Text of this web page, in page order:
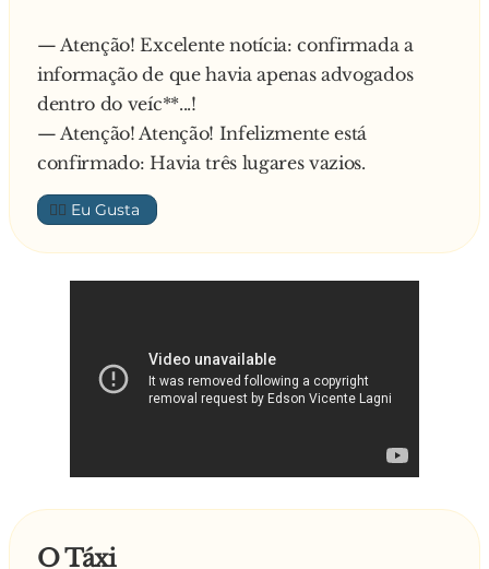
— Atenção! Excelente notícia: confirmada a
informação de que havia apenas advogados
dentro do veíc**...!
— Atenção! Atenção! Infelizmente está
confirmado: Havia três lugares vazios.
👍🏼
O Táxi